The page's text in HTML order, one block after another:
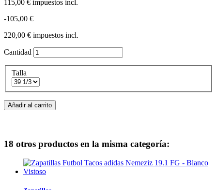
115,00 € impuestos incl.
-105,00 €
220,00 € impuestos incl.
Cantidad
Talla
Añadir al carrito
18 otros productos en la misma categoría: